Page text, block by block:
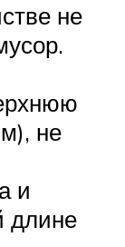
не
не
и
длине